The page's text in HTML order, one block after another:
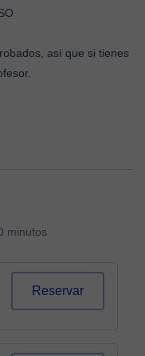
así que si tienes
minutos
Reservar